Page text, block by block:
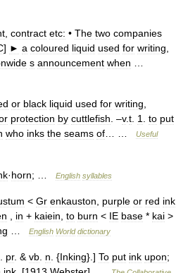
contract etc: • The two companies
] ► a coloured liquid used for writing
s announcement when
or black liquid used for writing
protection by cuttlefish . –v.t 1 to put
who inks the seams of
Useful
·horn; … English syllables
< Gr enkauston purple or red ink
in + kaiein to burn < IE base * kai >
English World dictionary
pr. & vb n . {Inking}.] To put ink upon;